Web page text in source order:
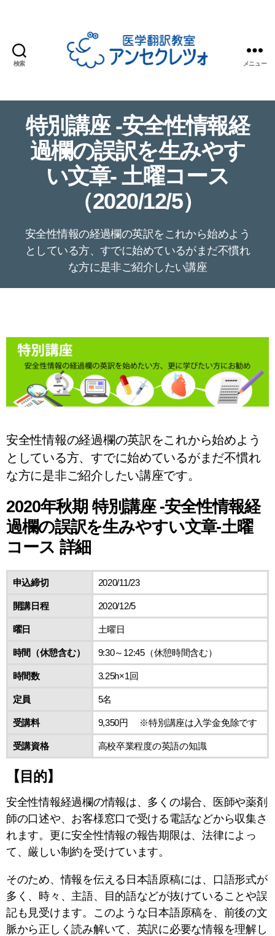
検索
学
翻
訳
教
室
ア
ン
セ
ク
ツ
ォ
メニュー
特別講座 -安全性情報経
過欄の誤訳を生みやす
い文章- 土曜コース
（2020/12/5）
安全性情報の経過欄の英訳をこれから始めよう
としている方、すでに始めているがまだ不慣れ
な方に是非ご紹介したい講座
安全性情報の経過欄の英訳をこれから始めよう
としている方、すでに始めているがまだ不慣れ
な方に是非ご紹介したい講座です。
2020年秋期 特別講座 -安全性情報経
過欄の誤訳を生みやすい文章-土曜
コース 詳細
申込締切 2020/11/23
開講日程 2020/12/5
曜日 土曜日
時間（休憩含む） 9:30～12:45（休憩時間含む）
時間数 3.25h×1回
定員 5名
受講料 9,350円 ※特別講座は入学金免除です
受講資格 高校卒業程度の英語の知識
【目的】
安全性情報経過欄の情報は、多くの場合、医師や薬剤
師の口述や、お客様窓口で受ける電話などから収集さ
れます。更に安全性情報の報告期限は、法律によっ
て、厳しい制約を受けています。
そのため、情報を伝える日本語原稿には、口語形式が
多く、時々、主語、目的語などが抜けていることや誤
記も見受けます。このような日本語原稿を、前後の文
脈から正しく読み解いて、英訳に必要な情報を理解し